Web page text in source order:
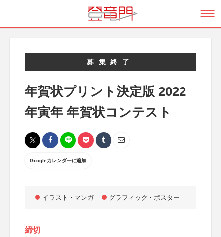
募集終了
年賀状プリント決定版 2022
年寅年 年賀状コンテスト
Googleカレンダーに追加
イラスト・マンガ グラフィック・ポスター
締切